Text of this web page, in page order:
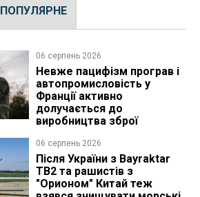
ПОПУЛЯРНЕ
06 серпень 2026
Невже пацифізм програв і
автопромисловість у
Франції активно
долучається до
виробництва зброї
06 серпень 2026
Після України з Bayraktar
TB2 та рашистів з
"Орионом" Китай теж